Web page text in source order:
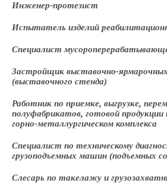
Инженер-протезист
Испытатель изделий
Специалист
Застройщик выставочно-
(выставочного стенда)
Работник по приемке, выгрузке,
полуфабрикатов, готовой продукции
горно-металлургическом комплекса
Специалист по техническому
грузоподъемных машин (подъемных
Слесарь по такелажу и